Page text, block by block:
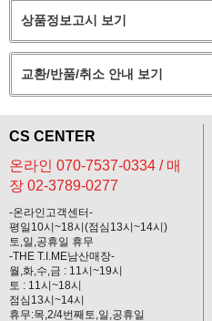
상품정보고시 보기
교환/반품/취소 안내 보기
CS CENTER
온라인 070-7537-0334 / 매
장 02-3789-0277
-온라인고객센터-
평일10시~18시(점심13시~14시)
토,일,공휴일 휴무
-THE T.I.ME남산매장-
월,화,수,금 : 11시~19시
토 : 11시~18시
점심13시~14시
휴무:목,2/4번째토,일,공휴일